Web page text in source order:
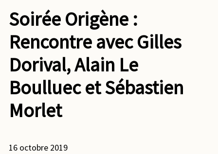
Soirée Origène :
Rencontre avec Gilles
Dorival, Alain Le
Boulluec et Sébastien
Morlet
16 octobre 2019